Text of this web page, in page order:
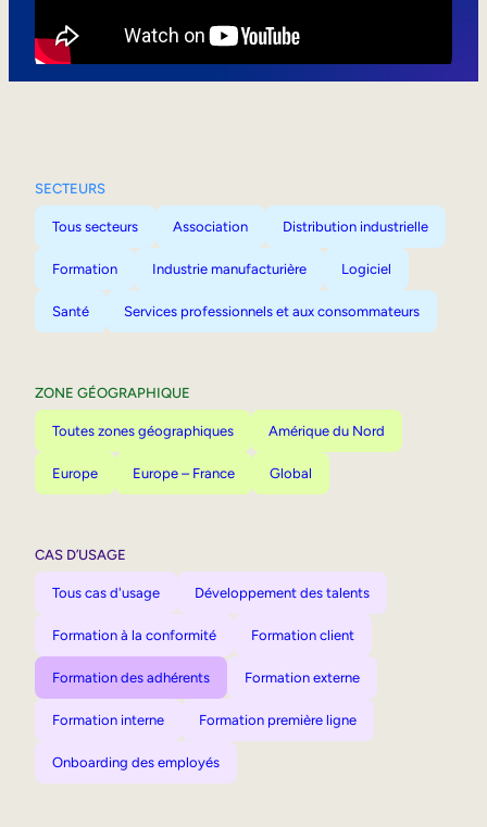
SECTEURS
Tous secteurs Association Distribution industrielle
Formation Industrie manufacturière Logiciel
Santé Services professionnels et aux consommateurs
ZONE GÉOGRAPHIQUE
Toutes zones géographiques Amérique du Nord
Europe Europe – France Global
CAS D’USAGE
Tous cas d'usage Développement des talents
Formation à la conformité Formation client
Formation des adhérents Formation externe
Formation interne Formation première ligne
Onboarding des employés